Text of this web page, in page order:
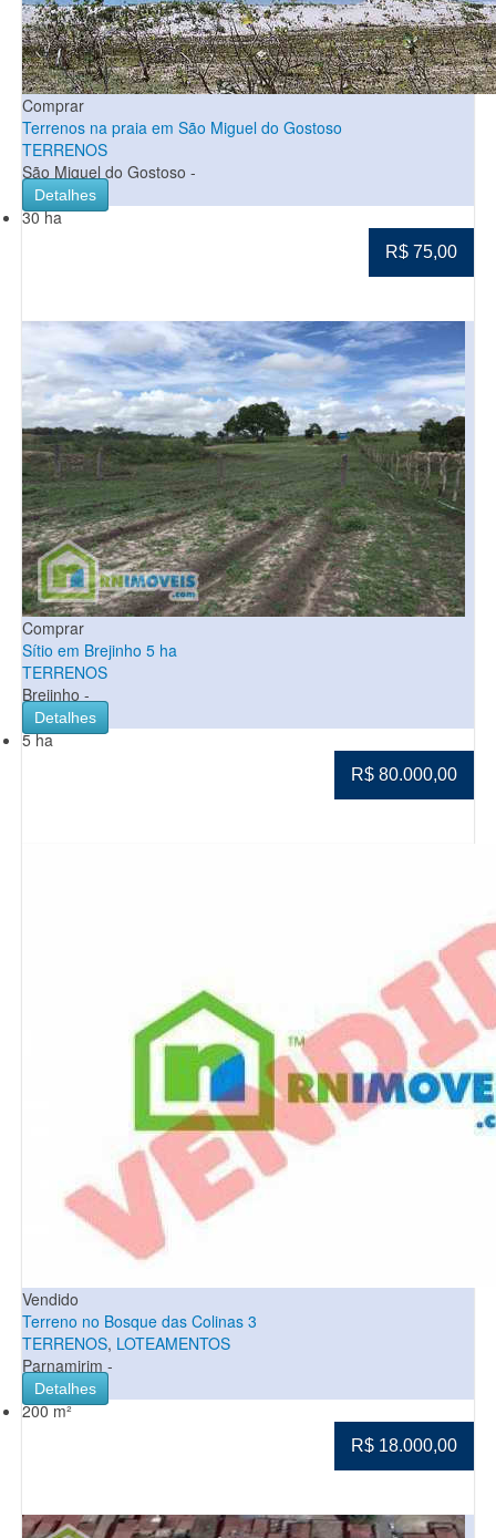
Comprar
Terrenos na praia em São Miguel do Gostoso
TERRENOS
São Miguel do Gostoso -
Detalhes
30 ha
R$ 75,00
Comprar
Sítio em Brejinho 5 ha
TERRENOS
Brejinho -
Detalhes
5 ha
R$ 80.000,00
Vendido
Terreno no Bosque das Colinas 3
TERRENOS, LOTEAMENTOS
Parnamirim -
Detalhes
200 m²
R$ 18.000,00